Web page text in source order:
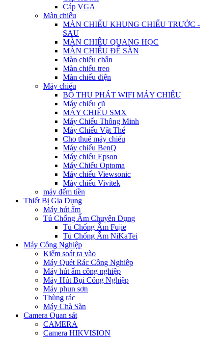
Cáp VGA
Màn chiếu
MÀN CHIẾU KHUNG CHIẾU TRƯỚC -
SAU
MÀN CHIẾU QUANG HỌC
MÀN CHIẾU ĐỂ SÀN
Màn chiếu chân
Màn chiếu treo
Màn chiếu điện
Máy chiếu
BỘ THU PHÁT WIFI MÁY CHIẾU
Máy chiếu cũ
MÁY CHIẾU SMX
Máy Chiếu Thông Minh
Máy Chiếu Vật Thể
Cho thuê máy chiếu
Máy chiếu BenQ
Máy chiếu Epson
Máy Chiếu Optoma
Máy chiếu Viewsonic
Máy chiếu Vivitek
máy đếm tiền
Thiết Bị Gia Dụng
Máy hút ẩm
Tủ Chống Ẩm Chuyên Dụng
Tủ Chống Ẩm Fujie
Tủ Chống Ẩm NiKaTei
Máy Công Nghiệp
Kiểm soát ra vào
Máy Quét Rác Công Nghiêp
Máy hút ẩm công nghiệp
Máy Hút Bụi Công Nghiệp
Máy phun sơn
Thùng rác
Máy Chà Sàn
Camera Quan sát
CAMERA
Camera HIKVISION